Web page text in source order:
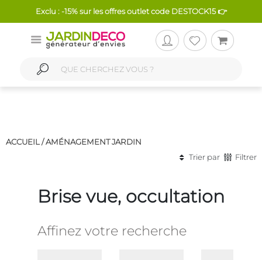
Exclu : -15% sur les offres outlet code DESTOCK15 👉
ACCUEIL /AMÉNAGEMENT JARDIN
Trier par
Filtrer
Brise vue, occultation
Affinez votre recherche